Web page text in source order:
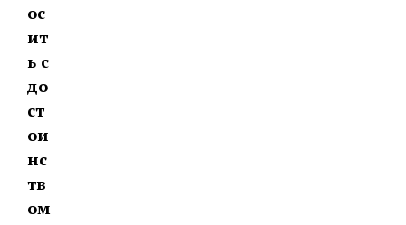
ос
ит
ь с
до
ст
ои
нс
тв
ом